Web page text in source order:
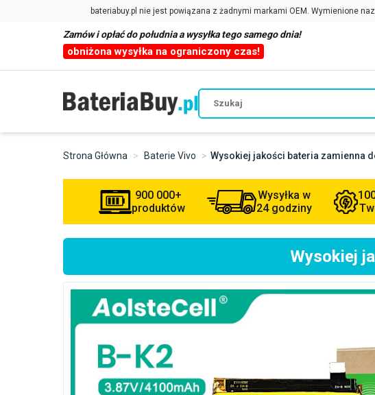
Zamów i opłać do południa a wysyłka tego samego dnia!
obniżona wysyłka na ograniczony czas!
Strona Główna Baterie Vivo Wysokiej jakości bateria zamienna
900 000+
produktów
Wysyłka w
24 godziny
Wysokiej